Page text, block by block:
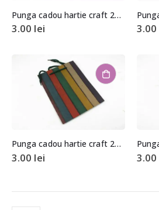
Punga cadou hartie craft 24,5x19x8cm
3.00 lei 3.00
Punga cadou hartie craft 24,5x19x8cm
3.00 lei 3.00